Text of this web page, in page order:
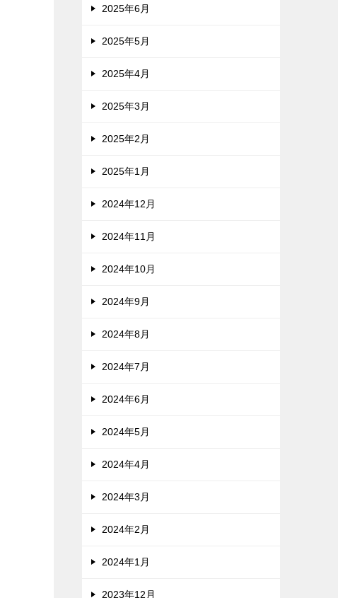
2025年6月
2025年5月
2025年4月
2025年3月
2025年2月
2025年1月
2024年12月
2024年11月
2024年10月
2024年9月
2024年8月
2024年7月
2024年6月
2024年5月
2024年4月
2024年3月
2024年2月
2024年1月
2023年12月